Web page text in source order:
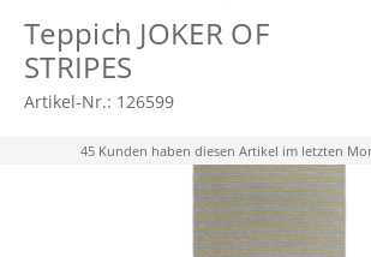
Teppich JOKER OF
STRIPES
Artikel-Nr.: 126599
45 Kunden haben diesen Artikel im letzten